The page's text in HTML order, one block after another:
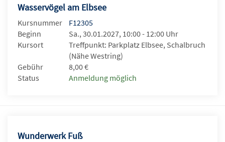
Wasservögel am Elbsee
Kursnummer
F12305
Beginn
Sa., 30.01.2027, 10:00 - 12:00 Uhr
Kursort
Treffpunkt: Parkplatz Elbsee, Schalbruch
(Nähe Westring)
Gebühr
8,00 €
Status
Anmeldung möglich
Wunderwerk Fuß